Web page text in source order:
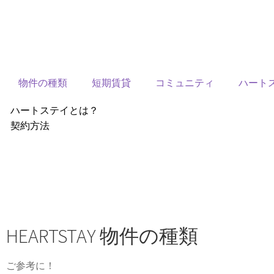
物件の種類 短期賃貸 コミュニティ ハート
ハートステイとは？
契約方法
HEARTSTAY 物件の種類
ご参考に！